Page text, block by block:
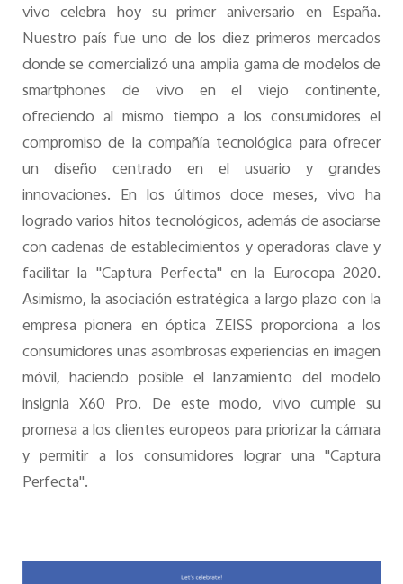
vivo celebra hoy su primer aniversario en España.
Nuestro país fue uno de los diez primeros mercados
donde se comercializó una amplia gama de modelos de
smartphones de vivo en el viejo continente,
ofreciendo al mismo tiempo a los consumidores el
compromiso de la compañía tecnológica para ofrecer
un diseño centrado en el usuario y grandes
innovaciones. En los últimos doce meses, vivo ha
logrado varios hitos tecnológicos, además de asociarse
con cadenas de establecimientos y operadoras clave y
facilitar la "Captura Perfecta" en la Eurocopa 2020.
Asimismo, la asociación estratégica a largo plazo con la
empresa pionera en óptica ZEISS proporciona a los
consumidores unas asombrosas experiencias en imagen
móvil, haciendo posible el lanzamiento del modelo
insignia X60 Pro. De este modo, vivo cumple su
promesa a los clientes europeos para priorizar la cámara
y permitir a los consumidores lograr una "Captura
Perfecta".